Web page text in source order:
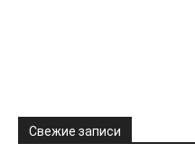
Свежие записи